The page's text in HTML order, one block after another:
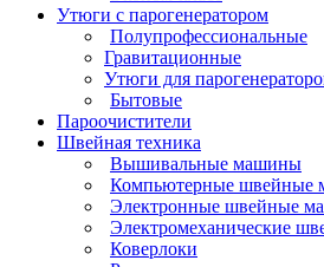
Утюги с парогенератором
Полупрофессиональные
Гравитационные
Утюги для
Бытовые
Пароочистители
Швейная техника
Вышивальные машины
Компьютерные швейные
Электронные швейные
Электромеханические
Коверлоки